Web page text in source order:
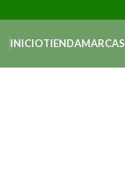
INICIOTIENDAMARCAS